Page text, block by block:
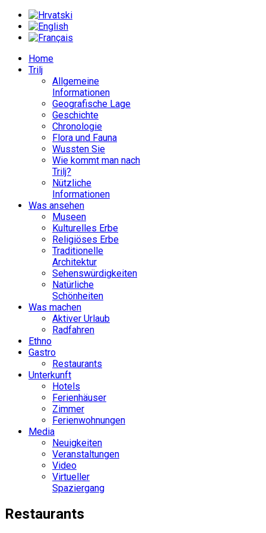
Home
Trilj
Allgemeine
Informationen
Geografische Lage
Geschichte
Chronologie
Flora und Fauna
Wussten Sie
Wie kommt man nach
Trilj?
Nützliche
Informationen
Was ansehen
Museen
Kulturelles Erbe
Religiöses Erbe
Traditionelle
Architektur
Sehenswürdigkeiten
Natürliche
Schönheiten
Was machen
Aktiver Urlaub
Radfahren
Ethno
Gastro
Restaurants
Unterkunft
Hotels
Ferienhäuser
Zimmer
Ferienwohnungen
Media
Neuigkeiten
Veranstaltungen
Video
Virtueller
Spaziergang
Restaurants